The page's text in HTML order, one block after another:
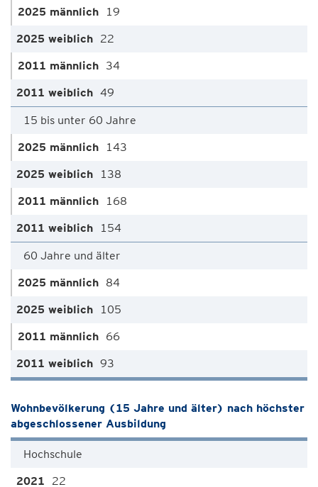
19
22
34
49
15 bis unter 60 Jahre
143
138
168
154
60 Jahre und älter
84
105
66
93
Wohnbevölkerung (15 Jahre und älter) nach höchster
abgeschlossener Ausbildung
Hochschule
22